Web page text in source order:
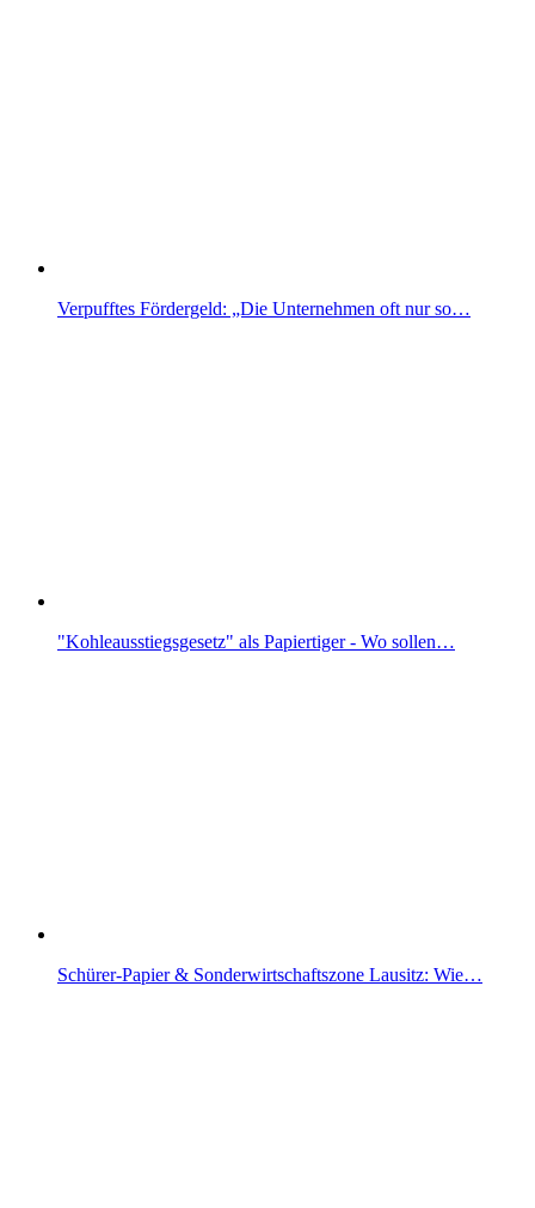
Verpufftes Fördergeld: „Die Unternehmen oft nur so…
"Kohleausstiegsgesetz" als Papiertiger - Wo sollen…
Schürer-Papier & Sonderwirtschaftszone Lausitz: Wie…